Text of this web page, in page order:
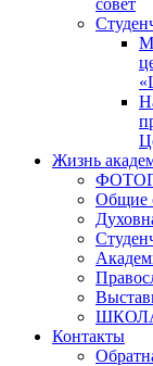
Жизнь
Общие
Контакты